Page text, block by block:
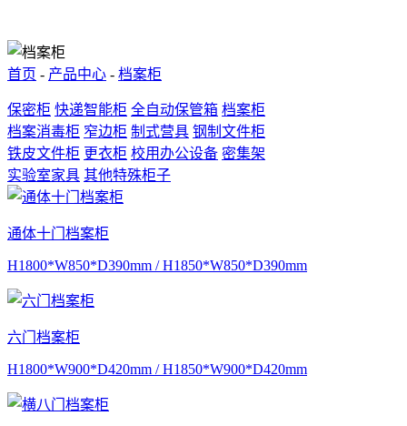
首页 - 产品中心 - 档案柜
保密柜 快递智能柜 全自动保管箱 档案柜
档案消毒柜 窄边柜 制式营具 钢制文件柜
铁皮文件柜 更衣柜 校用办公设备 密集架
实验室家具 其他特殊柜子
通体十门档案柜
H1800*W850*D390mm / H1850*W850*D390mm
六门档案柜
H1800*W900*D420mm / H1850*W900*D420mm